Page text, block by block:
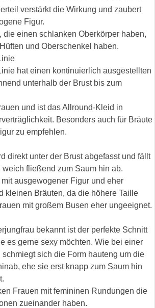
verstärkt die Wirkung und zaubert
Figur.
die einen schlanken Oberkörper haben,
und Oberschenkel haben.
hat einen kontinuierlich ausgestellten
unterhalb der Brust bis zum
und ist das Allround-Kleid in
Besonders auch für Bräute
zu empfehlen.
direkt unter der Brust abgefasst und fällt
weich fließend zum Saum hin ab.
ausgewogener Figur und eher
kleinen Bräuten, da die höhere Taille
mit großem Busen eher ungeeignet.
bekannt ist der perfekte Schnitt
es gerne sexy möchten. Wie bei einer
schmiegt sich die Form hauteng um die
ehe sie erst knapp zum Saum hin
Frauen mit femininen Rundungen die
zueinander haben.